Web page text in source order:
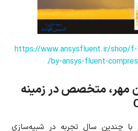
https://www.ansysfluent.ir/shop/
by-ansys-fluent-
مهر، متخصص در زمینه
با چندین سال تجربه در شبیه‌سازی